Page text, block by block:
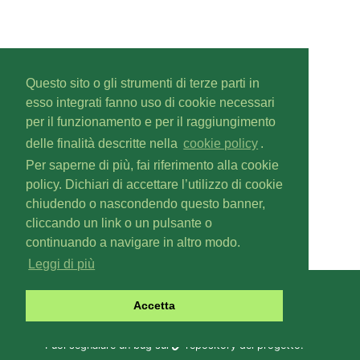
Questo sito o gli strumenti di terze parti in
esso integrati fanno uso di cookie necessari
per il funzionamento e per il raggiungimento
delle finalità descritte nella cookie policy .
Per saperne di più, fai riferimento alla cookie
policy. Dichiari di accettare l’utilizzo di cookie
chiudendo o nascondendo questo banner,
cliccando un link o un pulsante o
continuando a navigare in altro modo.
Leggi di più
Accetta
Gascalv1.6.0
Copyright © 2019-
Puoi segnalare un bug sul
repository del progetto.